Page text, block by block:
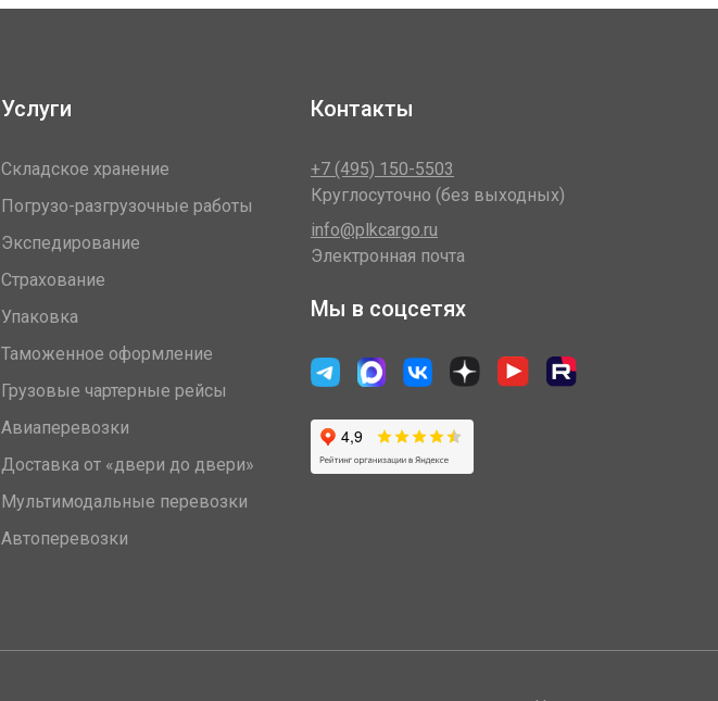
Услуги
Складское хранение
Погрузо-разгрузочные работы
Экспедирование
Страхование
Упаковка
Таможенное оформление
Грузовые чартерные рейсы
Авиаперевозки
Доставка от «двери до двери»
Мультимодальные перевозки
Автоперевозки
Контакты
+7 (495) 150-5503
Круглосуточно (без выходных)
info@plkcargo.ru
Электронная почта
Мы в соцсетях